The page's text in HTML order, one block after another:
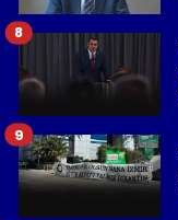
8
9